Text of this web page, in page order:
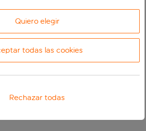
Quiero elegir
todas las cookies
Rechazar todas